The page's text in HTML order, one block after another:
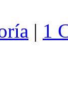
| 1